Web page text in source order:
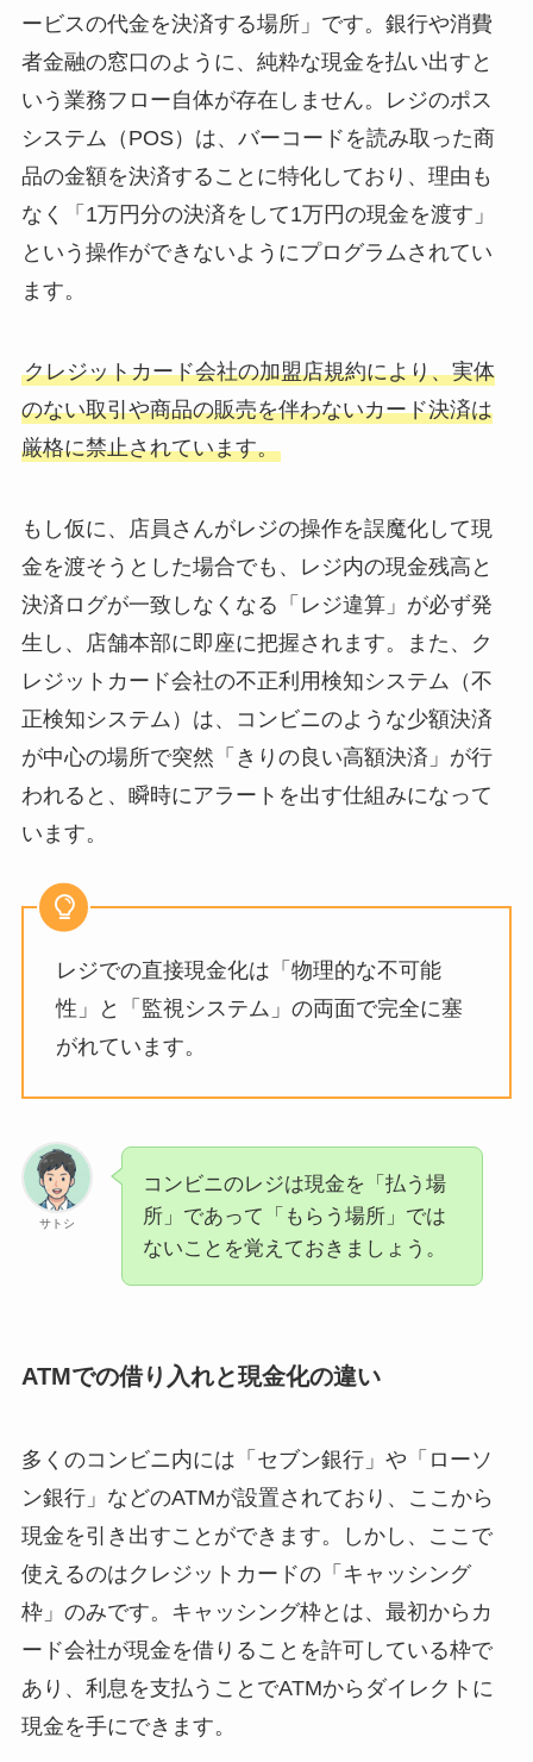
ービスの代金を決済する場所」です。銀行や消費
者金融の窓口のように、純粋な現金を払い出すと
いう業務フロー自体が存在しません。レジのポス
システム（POS）は、バーコードを読み取った商
品の金額を決済することに特化しており、理由も
なく「1万円分の決済をして1万円の現金を渡す」
という操作ができないようにプログラムされてい
ます。
クレジットカード会社の加盟店規約により、実体
のない取引や商品の販売を伴わないカード決済は
厳格に禁止されています。
もし仮に、店員さんがレジの操作を誤魔化して現
金を渡そうとした場合でも、レジ内の現金残高と
決済ログが一致しなくなる「レジ違算」が必ず発
生し、店舗本部に即座に把握されます。また、ク
レジットカード会社の不正利用検知システム（不
正検知システム）は、コンビニのような少額決済
が中心の場所で突然「きりの良い高額決済」が行
われると、瞬時にアラートを出す仕組みになって
います。
レジでの直接現金化は「物理的な不可能
性」と「監視システム」の両面で完全に塞
がれています。
サトシ
コンビニのレジは現金を「払う場
所」であって「もらう場所」では
ないことを覚えておきましょう。
ATMでの借り入れと現金化の違い
多くのコンビニ内には「セブン銀行」や「ローソ
ン銀行」などのATMが設置されており、ここから
現金を引き出すことができます。しかし、ここで
使えるのはクレジットカードの「キャッシング
枠」のみです。キャッシング枠とは、最初からカ
ード会社が現金を借りることを許可している枠で
あり、利息を支払うことでATMからダイレクトに
現金を手にできます。